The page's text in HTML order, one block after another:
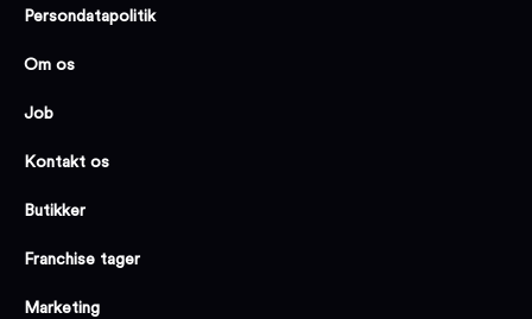
Persondatapolitik
Om os
Job
Kontakt os
Butikker
Franchise tager
Marketing